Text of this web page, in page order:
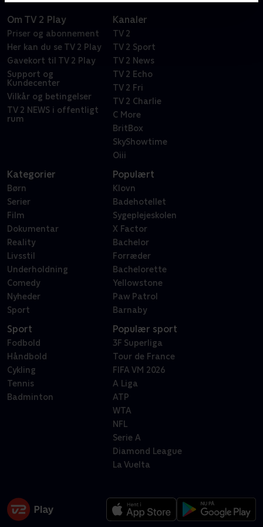
Om TV 2 Play
Priser og abonnement
Her kan du se TV 2 Play
Gavekort til TV 2 Play
Support og
Kundecenter
Vilkår og betingelser
TV 2 NEWS i offentligt
rum
Kanaler
TV 2
TV 2 Sport
TV 2 News
TV 2 Echo
TV 2 Fri
TV 2 Charlie
C More
BritBox
SkyShowtime
Oiii
Kategorier
Børn
Serier
Film
Dokumentar
Reality
Livsstil
Underholdning
Comedy
Nyheder
Sport
Populært
Klovn
Badehotellet
Sygeplejeskolen
X Factor
Bachelor
Forræder
Bachelorette
Yellowstone
Paw Patrol
Barnaby
Sport
Fodbold
Håndbold
Cykling
Tennis
Badminton
Populær sport
3F Superliga
Tour de France
FIFA VM 2026
A Liga
ATP
WTA
NFL
Serie A
Diamond League
La Vuelta